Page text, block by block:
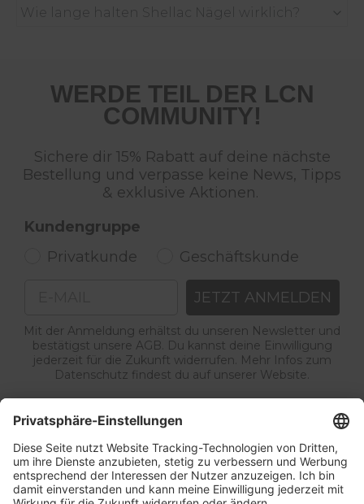
Wie lange halten Shellac Nägel wirklich?
WERDE TEIL DER LCN
COMMUNITY!
Sichere dir 15% Rabatt auf deine nächste
Bestellung und verpasse keine News, Tipps
& exklusive Aktionen.
Kundengruppe
Privatkunde
Geschäftskunde
JETZT ANMELDEN
Mit der Anmeldung erhältst du unseren Newsletter und
bestätigst unsere AGB. Du kannst deine Einwilligung
jederzeit für die Zukunft widerrufen. Mehr Infos zum
Datenschutz findest du auf unserer Website.